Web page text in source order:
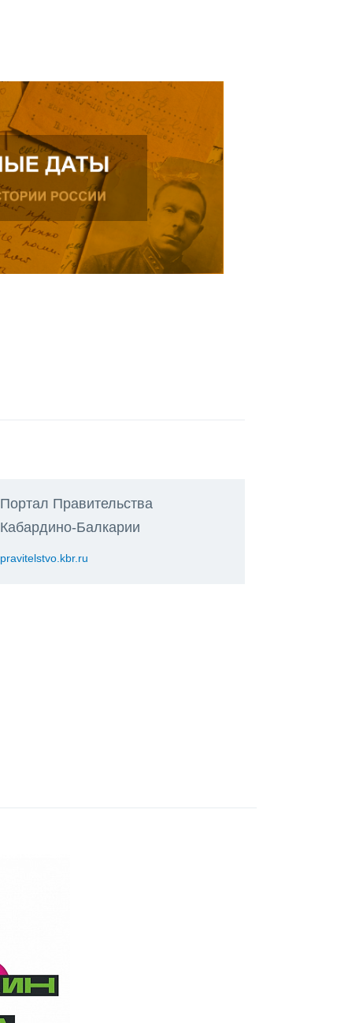
Портал Правительства
Кабардино-Балкарии
pravitelstvo.kbr.ru